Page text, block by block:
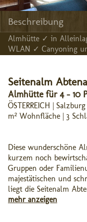
Beschreibung
Almhütte ✓ in
WLAN ✓ Canyoning
Seitenalm
Almhütte für 4 - 10
ÖSTERREICH |
m² Wohnfläche | 3
Diese wunderschöne
kurzem noch
Gruppen oder
majestätischen und
liegt die Seitenalm
mehr anzeigen